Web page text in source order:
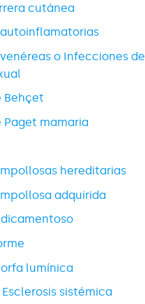
cutánea
o Infecciones de
Behçet
Paget mamaria
hereditarias
adquirida
lumínica
sistémica